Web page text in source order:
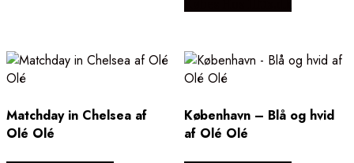
Matchday in Chelsea af
Olé Olé
København – Blå og hvid
af Olé Olé